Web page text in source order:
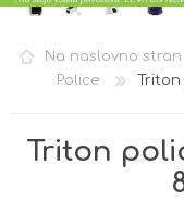
PRIJAVA
Na naslovno stran
Police
Triton